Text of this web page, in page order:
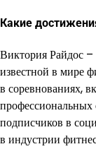
Какие
Виктория Райдос –
известной в мире
в соревнованиях,
подписчиков в
в индустрии